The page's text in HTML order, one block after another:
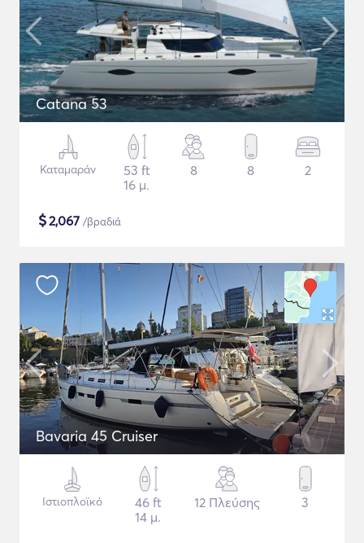
Catana 53
Καταμαράν
53 ft
16 μ.
8 8 2
$2,067 /βραδιά
Bavaria 45 Cruiser
Ιστιοπλοϊκό
46 ft
14 μ.
12 Πλεύσης 3